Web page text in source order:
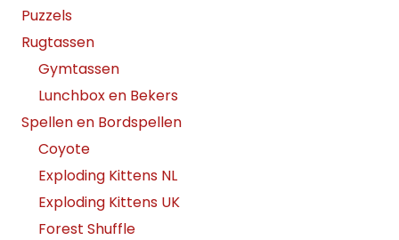
Puzzels
Rugtassen
Gymtassen
Lunchbox en Bekers
Spellen en Bordspellen
Coyote
Exploding Kittens NL
Exploding Kittens UK
Forest Shuffle